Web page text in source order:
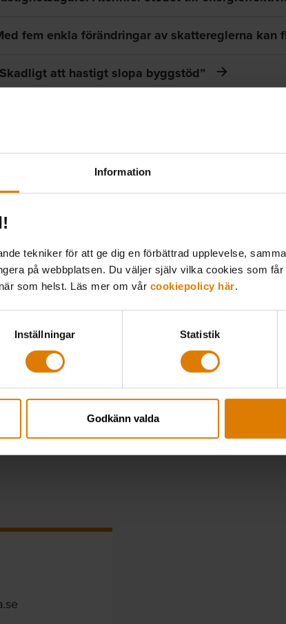
Information
tekniker för att ge dig en förbättrad upplevelse,
på webbplatsen. Du väljer själv vilka cookies som
som helst. Läs mer om vår cookiepolicy här.
Inställningar Statistik
Godkänn valda
fem enkla förändringar av skattereglerna kan
att hastigt slopa byggstöd”
upprop – ge oss ett riktigt bra API!
roaming krävs för 5g överallt – även
regler sätter käppar i hjulet för
fastighetsbranschen ta större ansvar i
Allmännyttan: ”LOU försämrar vår konkurrenskraft”
1 2 3